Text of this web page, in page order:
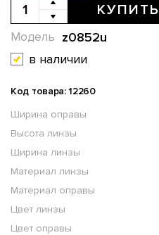
КУПИТЬ
z0852u
Модель
в наличии
Код товара: 12260
Ширина оправы
Высота линзы
Ширина линзы
Материал линзы
Материал оправы
Цвет линзы
Цвет оправы